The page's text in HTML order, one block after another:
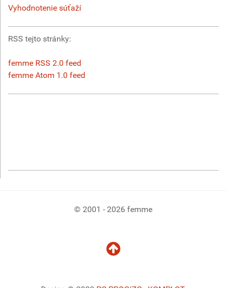
Vyhodnotenie súťaží
RSS tejto stránky:
femme RSS 2.0 feed
femme Atom 1.0 feed
© 2001 - 2026 femme